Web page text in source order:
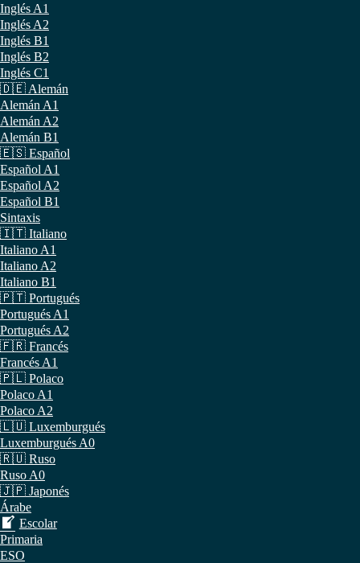
Inglés A1
Inglés A2
Inglés B1
Inglés B2
Inglés C1
🇩🇪 Alemán
Alemán A1
Alemán A2
Alemán B1
🇪🇸 Español
Español A1
Español A2
Español B1
Sintaxis
🇮🇹 Italiano
Italiano A1
Italiano A2
Italiano B1
🇵🇹 Portugués
Portugués A1
Portugués A2
🇫🇷 Francés
Francés A1
🇵🇱 Polaco
Polaco A1
Polaco A2
🇱🇺 Luxemburgués
Luxemburgués A0
🇷🇺 Ruso
Ruso A0
🇯🇵 Japonés
Árabe
Escolar
Primaria
ESO